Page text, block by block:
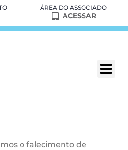
ÁREA DO ASSOCIADO
ACESSAR
o falecimento de